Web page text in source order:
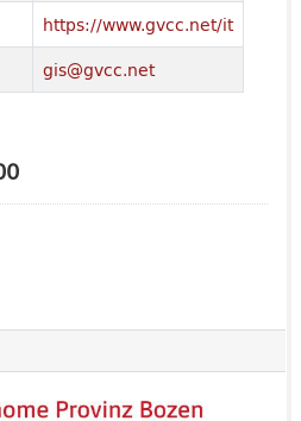
https://www.gvcc.net/it
gis@gvcc.net